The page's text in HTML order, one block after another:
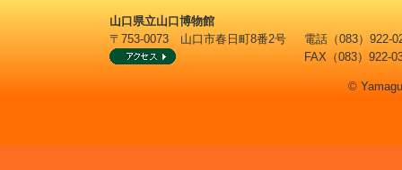
山口県立山口博物館
〒753-0073 山口市春日町8番2号
電話（083）922-
FAX（083）922-
©